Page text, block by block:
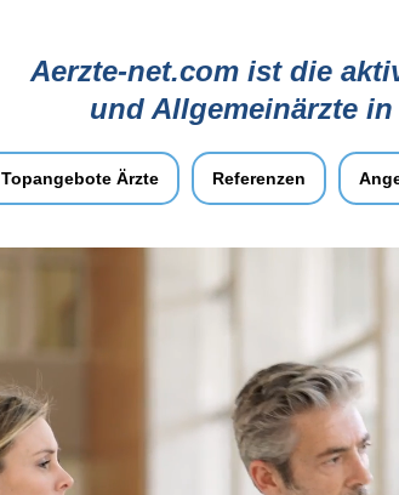
Aerzte-net.com ist die
und Allgemeinärzte
Topangebote Ärzte Referenzen